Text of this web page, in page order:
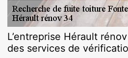
L’entreprise Hérault
des services de